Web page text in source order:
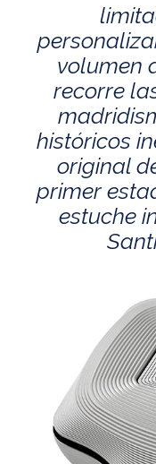
volumen
recorre
históricos
original
primer
estuche